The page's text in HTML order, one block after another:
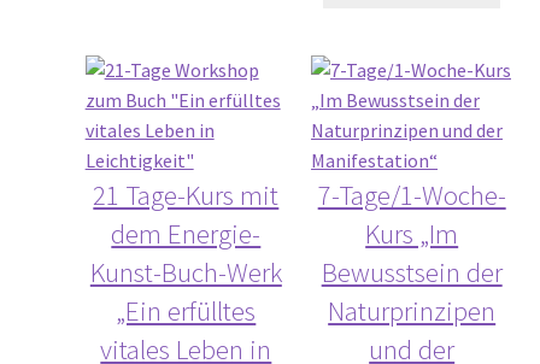
21 Tage-Kurs mit
dem Energie-
Kunst-Buch-Werk
„Ein erfülltes
vitales Leben in
7-Tage/1-Woche-
Kurs „Im
Bewusstsein der
Naturprinzipen
und der